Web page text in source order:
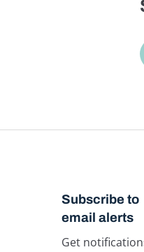
Subscribe to
email alerts
Get